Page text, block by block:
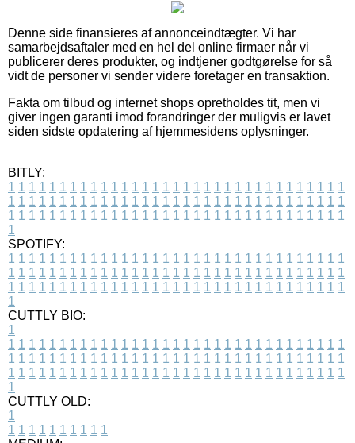
Denne side finansieres af annonceindtægter. Vi har
samarbejdsaftaler med en hel del online firmaer når vi
publicerer deres produkter, og indtjener godtgørelse for så
vidt de personer vi sender videre foretager en transaktion.
Fakta om tilbud og internet shops opretholdes tit, men vi
giver ingen garanti imod forandringer der muligvis er lavet
siden sidste opdatering af hjemmesidens oplysninger.
BITLY:
1 1 1 1 1 1 1 1 1 1 1 1 1 1 1 1 1 1 1 1 1 1 1 1 1 1 1 1 1 1 1 1 1
1 1 1 1 1 1 1 1 1 1 1 1 1 1 1 1 1 1 1 1 1 1 1 1 1 1 1 1 1 1 1 1 1
1 1 1 1 1 1 1 1 1 1 1 1 1 1 1 1 1 1 1 1 1 1 1 1 1 1 1 1 1 1 1 1 1
1
SPOTIFY:
1 1 1 1 1 1 1 1 1 1 1 1 1 1 1 1 1 1 1 1 1 1 1 1 1 1 1 1 1 1 1 1 1
1 1 1 1 1 1 1 1 1 1 1 1 1 1 1 1 1 1 1 1 1 1 1 1 1 1 1 1 1 1 1 1 1
1 1 1 1 1 1 1 1 1 1 1 1 1 1 1 1 1 1 1 1 1 1 1 1 1 1 1 1 1 1 1 1 1
1
CUTTLY BIO:
1
1 1 1 1 1 1 1 1 1 1 1 1 1 1 1 1 1 1 1 1 1 1 1 1 1 1 1 1 1 1 1 1 1
1 1 1 1 1 1 1 1 1 1 1 1 1 1 1 1 1 1 1 1 1 1 1 1 1 1 1 1 1 1 1 1 1
1 1 1 1 1 1 1 1 1 1 1 1 1 1 1 1 1 1 1 1 1 1 1 1 1 1 1 1 1 1 1 1 1
1
CUTTLY OLD:
1
1 1 1 1 1 1 1 1 1 1